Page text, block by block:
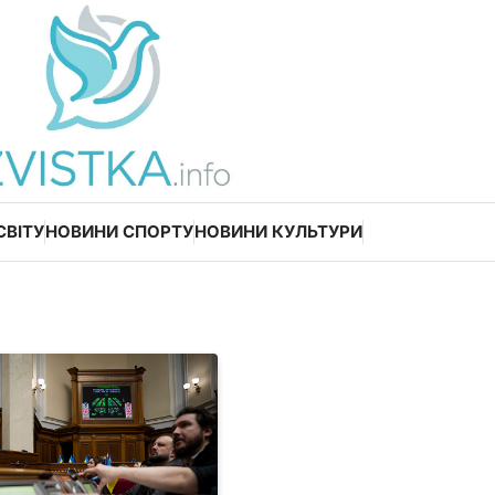
НОВИНИ СПОРТУНОВИНИ КУЛЬТУРИ